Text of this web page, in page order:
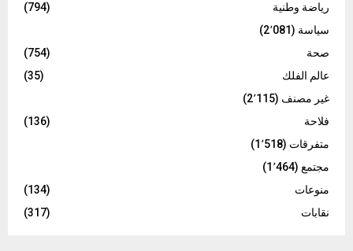
رياضة وطنية
(794)
سياسة (2٬081)
صحة
(754)
عالم الفلك
(35)
غير مصنف (2٬115)
فلاحة
(136)
متفرقات (1٬518)
مجتمع (1٬464)
منوعات
(134)
نقابات
(317)